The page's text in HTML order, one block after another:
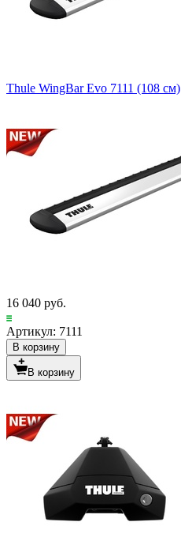
Thule WingBar Evo 7111 (108 см)
16 040 руб.
Артикул: 7111
В корзину
В корзину